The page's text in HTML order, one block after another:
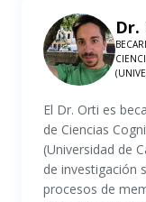
Dr.
El Dr. Orti es
de Ciencias
(Universidad de
de investigación
procesos de